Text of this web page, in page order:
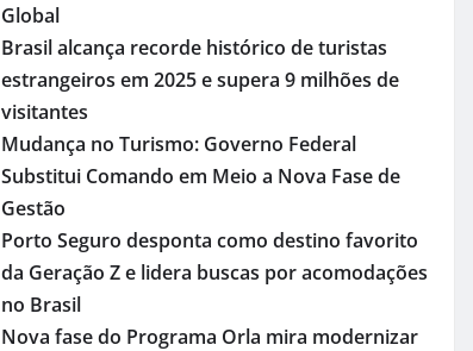
Global
Brasil alcança recorde histórico de turistas
estrangeiros em 2025 e supera 9 milhões de
visitantes
Mudança no Turismo: Governo Federal
Substitui Comando em Meio a Nova Fase de
Gestão
Porto Seguro desponta como destino favorito
da Geração Z e lidera buscas por acomodações
no Brasil
Nova fase do Programa Orla mira modernizar